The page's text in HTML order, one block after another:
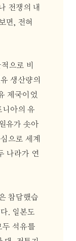
전쟁의 내
면, 전혀
으로 비
생산량의
제국이었
니아의 유
유가 솟아
으로 세계
나라가 연
참담했습
. 일본도
두 석유를